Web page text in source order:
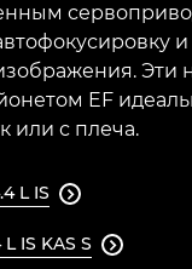
и
Эти
EF
или с плеча.
L IS 
IS KAS S 